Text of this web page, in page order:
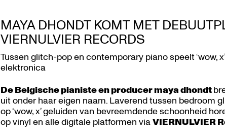
MAYA DHONDT KOMT MET
VIERNULVIER RECORDS
Tussen glitch-pop en contemporary piano speelt ‘wow,
elektronica
De Belgische pianiste en producer maya dhondt
uit onder haar eigen naam. Laverend tussen bedroom
op ‘wow, x’ geluiden van bevreemdende schoonheid
op vinyl en alle digitale platformen viaVIERNULVIER